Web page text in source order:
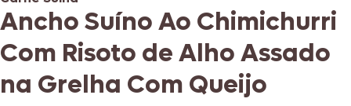
Ancho Suíno Ao Chimichurri
Com Risoto de Alho Assado
na Grelha Com Queijo